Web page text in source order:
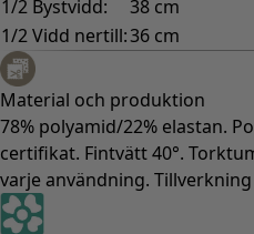
Lantlig inredning
Rolig inredning
Färgglad inredning
Blommig inredning
Natur
Bohemisk inredning
Skandinavisk inredning
Mysig inredning